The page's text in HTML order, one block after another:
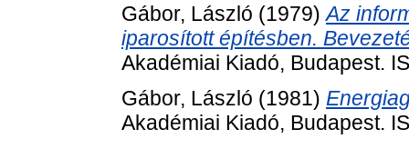
Gábor, László (1979)Az
iparosított építésben.
Akadémiai Kiadó, Budapest.
Gábor, László (1981)
Akadémiai Kiadó, Budapest.